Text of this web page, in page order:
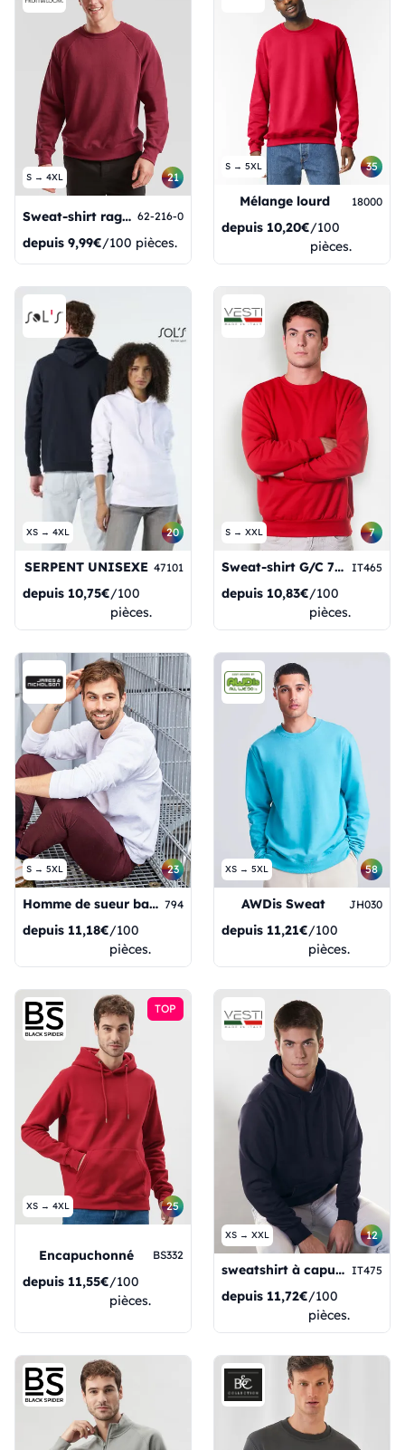
S → 4XL 21
Sweat-shirt raglan classique 62-216-0
depuis 9,99€/100 pièces.
S → 5XL 35
Mélange lourd 18000
depuis 10,20€/100
pièces.
XS → 4XL 20
SERPENT UNISEXE 47101
depuis 10,75€/100
pièces.
S → XXL 7
Sweat-shirt G/C 70/30% Coton/Pol 280 g/m² Noir S IT465
depuis 10,83€/100
pièces.
S → 5XL 23
Homme de sueur basique 794
depuis 11,18€/100
pièces.
XS → 5XL 58
AWDis Sweat JH030
depuis 11,21€/100
pièces.
TOP
XS → 4XL 25
Encapuchonné BS332
depuis 11,55€/100
pièces.
XS → XXL 12
sweatshirt à capuche IT475
depuis 11,72€/100
pièces.